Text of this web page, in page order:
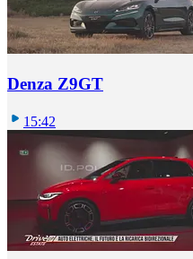
Denza Z9GT
15:42